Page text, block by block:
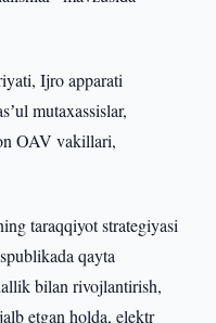
Ijro apparati
mutaxassislar,
OAV vakillari,
taraqqiyot strategiyasi
qayta
bilan rivojlantirish,
etgan holda, elektr